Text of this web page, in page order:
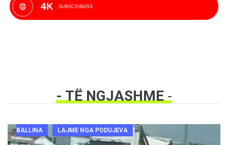
4K SUBSCRIBERS
- TË NGJASHME-
BALLINA LAJME NGA PODUJEVA